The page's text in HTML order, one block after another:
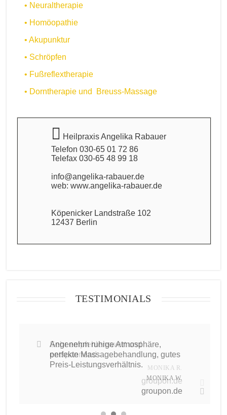
• Neuraltherapie
• Homöopathie
• Akupunktur
• Schröpfen
• Fußreflextherapie
• Dorntherapie und Breuss-Massage
Heilpraxis Angelika Rabauer
Telefon 030-65 01 72 86
Telefax 030-65 48 99 18
info@angelika-rabauer.de
web: www.angelika-rabauer.de
Köpenicker Landstraße 102
12437 Berlin
TESTIMONIALS
Angenehm ruhige Atmosphäre,
perfekte Massagebehandlung, gutes
Preis-Leistungsverhältnis.
MONIKA W.
groupon.de
Sehr empfehlenswert und
entspannend
MONIKA R.
groupon.de